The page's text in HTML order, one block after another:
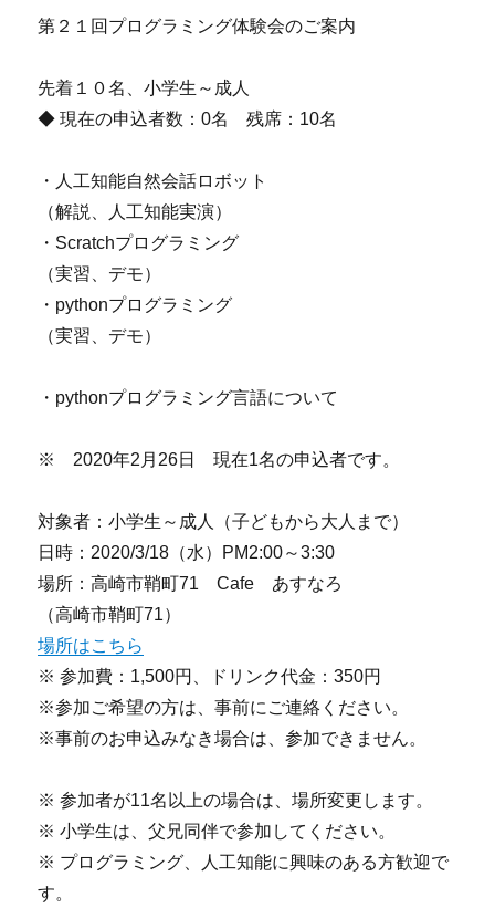
第２１回プログラミング体験会のご案内
先着１０名、小学生～成人
◆ 現在の申込者数：0名 残席：10名
・人工知能自然会話ロボット
（解説、人工知能実演）
・Scratchプログラミング
（実習、デモ）
・pythonプログラミング
（実習、デモ）
・pythonプログラミング言語について
※ 2020年2月26日 現在1名の申込者です。
対象者：小学生～成人（子どもから大人まで）
日時：2020/3/18（水）PM2:00～3:30
場所：高崎市鞘町71 Cafe あすなろ
（高崎市鞘町71）
場所はこちら
※ 参加費：1,500円、ドリンク代金：350円
※参加ご希望の方は、事前にご連絡ください。
※事前のお申込みなき場合は、参加できません。
※ 参加者が11名以上の場合は、場所変更します。
※ 小学生は、父兄同伴で参加してください。
※ プログラミング、人工知能に興味のある方歓迎で
す。